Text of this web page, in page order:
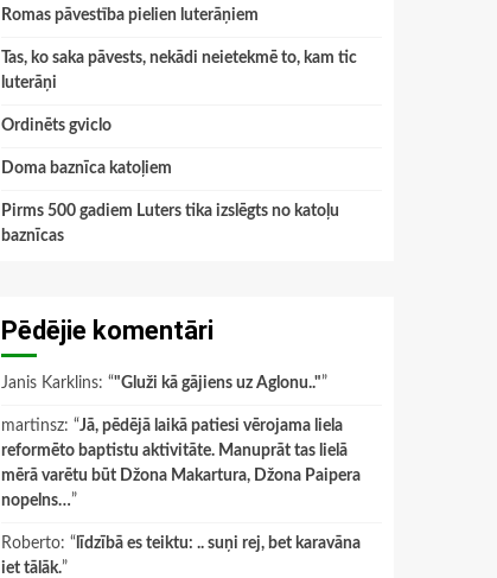
Romas pāvestība pielien luterāņiem
Tas, ko saka pāvests, nekādi neietekmē to, kam tic
luterāņi
Ordinēts gviclo
Doma baznīca katoļiem
Pirms 500 gadiem Luters tika izslēgts no katoļu
baznīcas
Pēdējie komentāri
Janis Karklins: “"Gluži kā gājiens uz Aglonu.."”
martinsz: “Jā, pēdējā laikā patiesi vērojama liela
reformēto baptistu aktivitāte. Manuprāt tas lielā
mērā varētu būt Džona Makartura, Džona Paipera
nopelns…”
Roberto: “ līdzībā es teiktu: .. suņi rej, bet karavāna
iet tālāk.”